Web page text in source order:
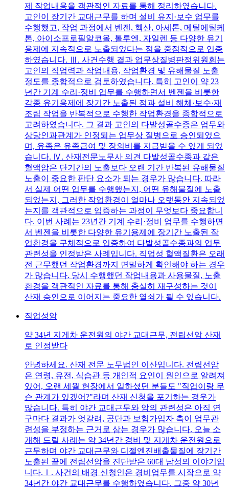
제 작업내용을 객관적인 자료를 통해 정리하였습니다.
고인이 장기간 교대근무를 하며 설비 유지·보수 업무를
수행했고, 작업 과정에서 벤젠, 헥산, 아세톤, 메틸에틸케
톤, 아이소프로필알코올, 톨루엔, 자일렌 등 다양한 유기
용제에 지속적으로 노출되었다는 점을 중점적으로 입증
하였습니다. Ⅲ. 사건수행 결과 업무상질병판정위원회는
고인의 직업력과 작업내용, 작업환경 및 유해물질 노출
정도를 종합적으로 검토하였습니다. 특히 고인이 약 23
년간 기계 수리·정비 업무를 수행하면서 벤젠을 비롯한
각종 유기용제에 장기간 노출된 점과 설비 해체·보수·재
조립 작업을 반복적으로 수행한 작업환경을 종합적으로
고려하였습니다. 그 결과 고인의 다발성골수종은 업무와
상당인과관계가 인정되는 업무상 질병으로 승인되었으
며, 유족은 유족급여 및 장의비를 지급받을 수 있게 되었
습니다. Ⅳ. 산재전문노무사 의견 다발성골수종과 같은
혈액암은 단기간의 노출보다 오랜 기간 반복된 유해물질
노출이 중요한 판단 요소가 되는 경우가 많습니다. 따라
서 실제 어떤 업무를 수행했는지, 어떤 유해물질에 노출
되었는지, 그러한 작업환경이 얼마나 오랫동안 지속되었
는지를 객관적으로 입증하는 과정이 무엇보다 중요합니
다. 이번 사례는 23년간 기계 수리·정비 업무를 수행하면
서 벤젠을 비롯한 다양한 유기용제에 장기간 노출된 작
업환경을 구체적으로 입증하여 다발성골수종과의 업무
관련성을 인정받은 사례입니다. 직업성 혈액질환은 오래
전 근무했던 작업환경까지 면밀하게 확인해야 하는 경우
가 많습니다. 당시 수행했던 작업내용과 사용물질, 노출
환경을 객관적인 자료를 통해 충실히 재구성하는 것이
산재 승인으로 이어지는 중요한 열쇠가 될 수 있습니다.
직업성암
약 34년 지게차 운전원의 야간 교대근무, 전립선암 산재
로 인정받다
안녕하세요. 산재 전문 노무법인 이산입니다. 전립선암
은 연령, 유전, 식습관 등 개인적 요인이 원인으로 알려져
있어, 오랜 세월 현장에서 일하셨던 분들도 "직업이랑 무
슨 관계가 있겠어?"라며 산재 신청을 포기하는 경우가
많습니다. 특히 야간 교대근무와 암의 관련성은 아직 연
구마다 결과가 엇갈려, 공단과 보험가입자 측이 업무관
련성을 부정하는 근거로 삼는 경우가 많습니다. 오늘 소
개해 드릴 사례는 약 34년간 경비 및 지게차 운전원으로
근무하며 야간 교대근무와 디젤엔진배출물질에 장기간
노출된 끝에 전립선암을 진단받은 60대 남성의 이야기입
니다.Ⅰ. 사건의 배경 신청인은 경비업무를 시작으로 약
34년간 야간 교대근무를 수행하였습니다. 그중 약 30년